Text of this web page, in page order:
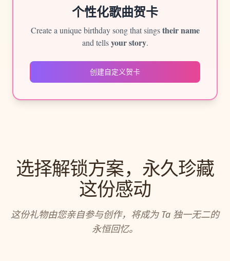
个性化歌曲贺卡
Create a unique birthday song that singstheir name
and tellsyour story.
创建自定义贺卡
选择解锁方案，永久珍藏
这份感动
这份礼物由您亲自参与创作，将成为 Ta 独一无二的
永恒回忆。